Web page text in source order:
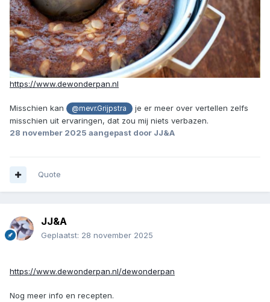
https://www.dewonderpan.nl
Misschien kan @mevr.Grijpstra
je er meer over vertellen zelfs
misschien uit ervaringen, dat zou mij niets verbazen.
28 november 2025 aangepast door JJ&A
Quote
JJ&A
Geplaatst: 28 november 2025
https://www.dewonderpan.nl/dewonderpan
Nog meer info en recepten.